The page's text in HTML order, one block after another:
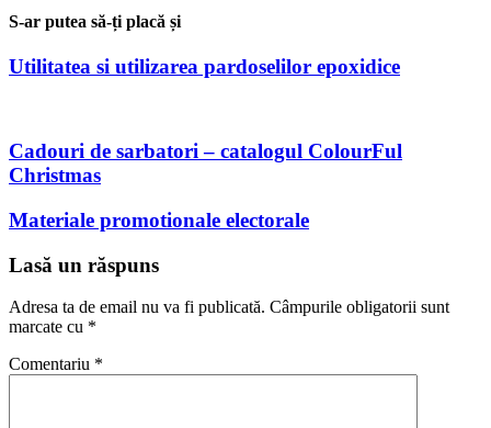
S-ar putea să-ți placă și
Utilitatea si utilizarea pardoselilor epoxidice
Cadouri de sarbatori – catalogul ColourFul
Christmas
Materiale promotionale electorale
Lasă un răspuns
Adresa ta de email nu va fi publicată. Câmpurile obligatorii sunt
marcate cu *
Comentariu *